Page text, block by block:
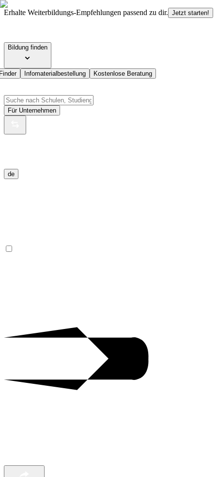
Erhalte Weiterbildungs-Empfehlungen passend zu dir. Jetzt starten!
Bildung finden
Infomaterialbestellung Kostenlose Beratung
Für Unternehmen
de